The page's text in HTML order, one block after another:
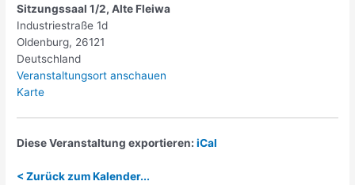
Sitzungssaal 1/2, Alte Fleiwa
Industriestraße 1d
Oldenburg, 26121
Deutschland
Veranstaltungsort anschauen
KarteSitzungssaal
Fleiwa
Diese Veranstaltung exportieren:iCal
< Zurück zum Kalender...